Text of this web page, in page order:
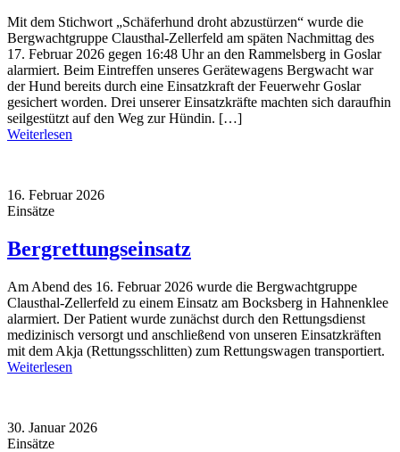
Mit dem Stichwort „Schäferhund droht abzustürzen“ wurde die
Bergwachtgruppe Clausthal-Zellerfeld am späten Nachmittag des
17. Februar 2026 gegen 16:48 Uhr an den Rammelsberg in Goslar
alarmiert. Beim Eintreffen unseres Gerätewagens Bergwacht war
der Hund bereits durch eine Einsatzkraft der Feuerwehr Goslar
gesichert worden. Drei unserer Einsatzkräfte machten sich daraufhin
seilgestützt auf den Weg zur Hündin. […]
Weiterlesen
16. Februar 2026
Einsätze
Bergrettungseinsatz
Am Abend des 16. Februar 2026 wurde die Bergwachtgruppe
Clausthal-Zellerfeld zu einem Einsatz am Bocksberg in Hahnenklee
alarmiert. Der Patient wurde zunächst durch den Rettungsdienst
medizinisch versorgt und anschließend von unseren Einsatzkräften
mit dem Akja (Rettungsschlitten) zum Rettungswagen transportiert.
Weiterlesen
30. Januar 2026
Einsätze